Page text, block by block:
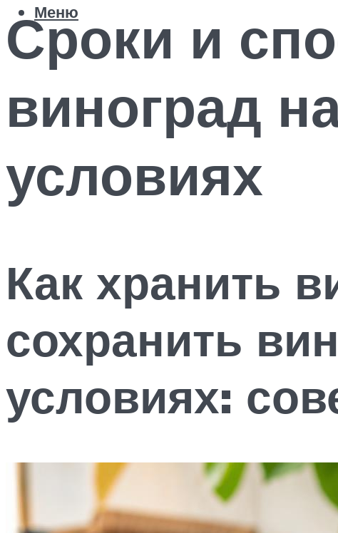
Меню
Сроки и
виноград
условиях
Как хранить
сохранить
условиях: